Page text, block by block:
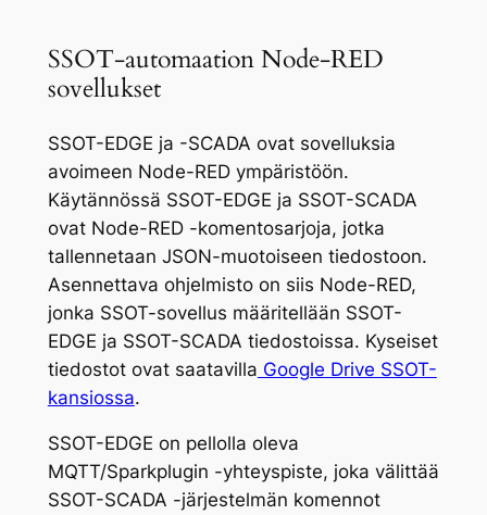
SSOT-automaation Node-RED
sovellukset
SSOT-EDGE ja -SCADA ovat sovelluksia
avoimeen Node-RED ympäristöön.
Käytännössä SSOT-EDGE ja SSOT-SCADA
ovat Node-RED -komentosarjoja, jotka
tallennetaan JSON-muotoiseen tiedostoon.
Asennettava ohjelmisto on siis Node-RED,
jonka SSOT-sovellus määritellään SSOT-
EDGE ja SSOT-SCADA tiedostoissa. Kyseiset
tiedostot ovat saatavilla Google Drive SSOT-
kansiossa.
SSOT-EDGE on pellolla oleva
MQTT/Sparkplugin -yhteyspiste, joka välittää
SSOT-SCADA -järjestelmän komennot